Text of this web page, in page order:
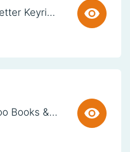
Silver Letter Keyring - S (set van 3)
Bookaroo Books & Stuff Pouch - Botanical